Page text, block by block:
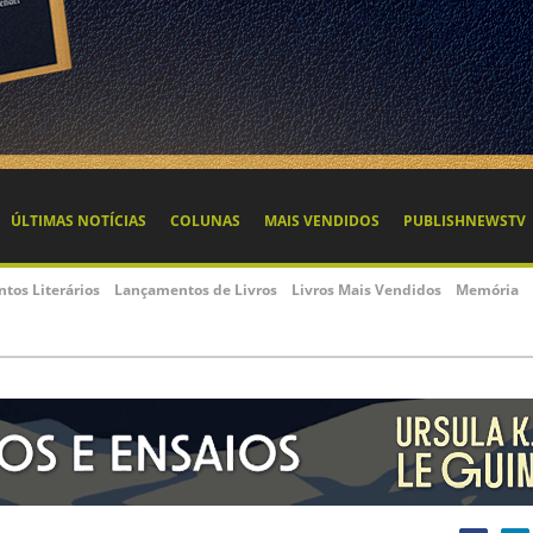
ÚLTIMAS NOTÍCIAS COLUNAS MAIS VENDIDOS PUBLISHNEWSTV
Literários Lançamentos de Livros Livros Mais Vendidos Memória